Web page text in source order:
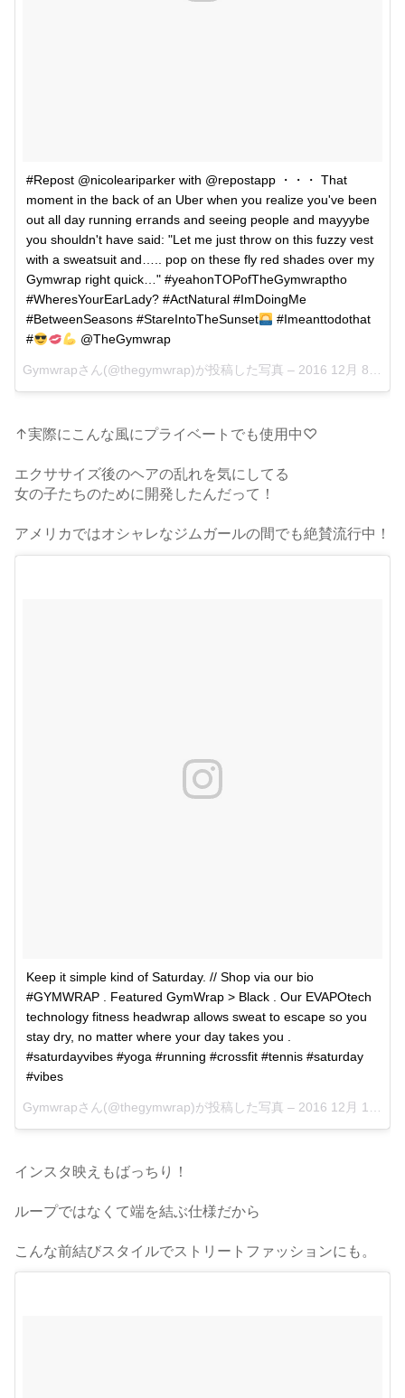
#Repost @nicoleariparker with @repostapp ・・・ That
moment in the back of an Uber when you realize you've been
out all day running errands and seeing people and mayyybe
you shouldn't have said: "Let me just throw on this fuzzy vest
with a sweatsuit and….. pop on these fly red shades over my
Gymwrap right quick…" #yeahonTOPofTheGymwraptho
#WheresYourEarLady? #ActNatural #ImDoingMe
#BetweenSeasons #StareIntoTheSunset
#Imeanttodothat
#
@TheGymwrap
Gymwrapさん(@thegymwrap)が投稿した写真 – 2016 12月 8 10:06午前 PST
↑実際にこんな風にプライベートでも使用中♡
エクササイズ後のヘアの乱れを気にしてる
女の子たちのために開発したんだって！
アメリカではオシャレなジムガールの間でも絶賛流行中！
Keep it simple kind of Saturday. // Shop via our bio
#GYMWRAP . Featured GymWrap > Black . Our EVAPOtech
technology fitness headwrap allows sweat to escape so you
stay dry, no matter where your day takes you .
#saturdayvibes #yoga #running #crossfit #tennis #saturday
#vibes
Gymwrapさん(@thegymwrap)が投稿した写真 – 2016 12月 17 11:52午前 PST
インスタ映えもばっちり！
ループではなくて端を結ぶ仕様だから
こんな前結びスタイルでストリートファッションにも。